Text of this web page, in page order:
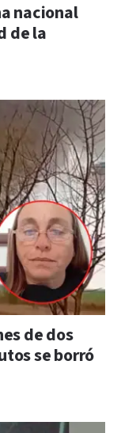
nacional
de la
de dos
se borró